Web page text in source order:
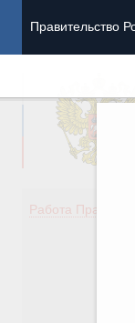
Правительство
Работа